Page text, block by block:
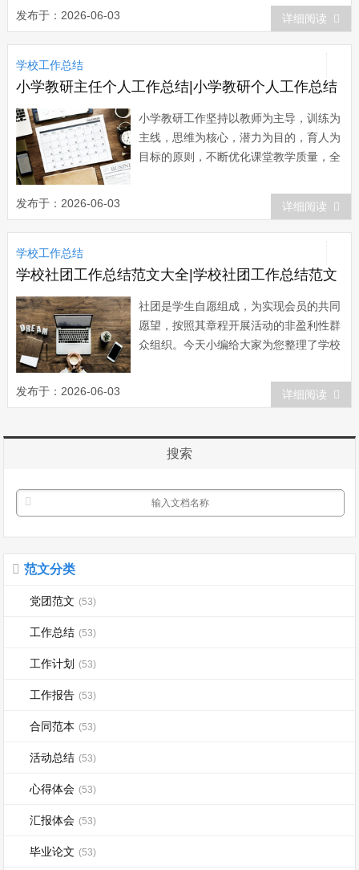
(一) 20xx年年度，我校党总支在市教
育局党委的正确领导下，以“三个代表”重
要思想和科学发展观为指导，深入落实学
发布于：2026-06-03 详细阅读
学校工作总结
小学教研主任个人工作总结|小学教研个人工作总结
小学教研工作坚持以教师为主导，训练为
主线，思维为核心，潜力为目的，育人为
目标的原则，不断优化课堂教学质量，全
家分享小学教研工作总结，来欣赏一下
吧。 小学教研工作总结 一、以精
细化管理为抓手，促进教学常规进一步规
范。 教育教学工作是一个头绪众多的
系统工程，...
发布于：2026-06-03 详细阅读
学校工作总结
学校社团工作总结范文大全|学校社团工作总结范文
社团是学生自愿组成，为实现会员的共同
愿望，按照其章程开展活动的非盈利性群
众组织。今天小编给大家为您整理了学校
校社团工作总结范文一 总结过去，展
望未来。为更好的发展建设好社团，繁荣
力，提高社员的积极性、主动性，现在对
本学期我...
发布于：2026-06-03 详细阅读
搜索
范文分类
党团范文 (53)
工作总结 (53)
工作计划 (53)
工作报告 (53)
合同范本 (53)
活动总结 (53)
心得体会 (53)
汇报体会 (53)
毕业论文 (53)